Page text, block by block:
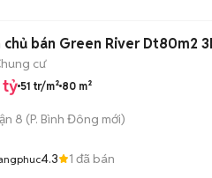
chủ bán Green River Dt80m2
cư
tỷ 51 tr/m² 80 m²
8 (P. Bình Đông mới)
4.3 1 đã bán